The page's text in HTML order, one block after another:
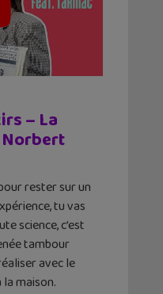
– La
rester sur un
tu vas
science, c’est
tambour
avec le
maison.